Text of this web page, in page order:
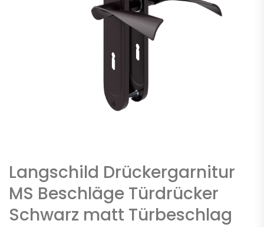
Langschild Drückergarnitur
MS Beschläge Türdrücker
Schwarz matt Türbeschlag